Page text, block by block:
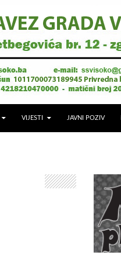
VIJESTI JAVNI POZIV